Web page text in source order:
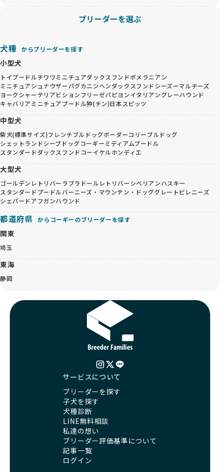
ブリーダーを選ぶ
犬種 からブリーダーを探す
小型犬
トイプードルチワワミニチュアダックスフンドポメラニアン
ミニチュアシュナウザーパグカニンヘンダックスフンドシーズーマルチーズ
ヨークシャーテリアビションフリーゼパピヨンイタリアングレーハウンド
キャバリア ミニチュアプードル狆(チン)日本スピッツ
中型犬
柴犬(標準サイズ)フレンチブルドッグボーダーコリーブルドッグ
シェットランドシープドッグコーギーミディアムプードル
スタンダードダックスフンドコーイケルホンディエ
大型犬
ゴールデンレトリバー ラブラドールレトリバーシベリアンハスキー
スタンダードプードルバーニーズ・マウンテン・ドッググレートピレニーズ
シェパードアフガンハウンド
都道府県 からコーギーのブリーダーを探す
関東
埼玉
東海
静岡
サービスについて
ブリーダーを探す
子犬を探す
犬種診断
LINE無料相談
私達の想い
ブリーダー評価基準について
記事一覧
ログイン